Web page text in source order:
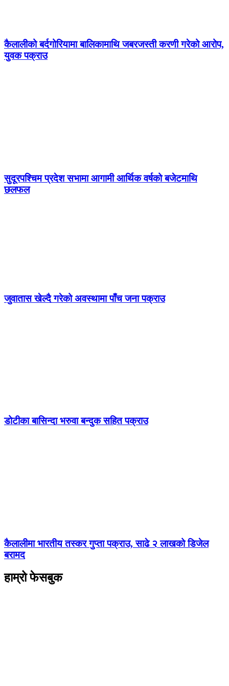
कैलालीको बर्दगोरियामा बालिकामाथि जबरजस्ती करणी गरेको आरोप,
युवक पक्राउ
सुदूरपश्चिम प्रदेश सभामा आगामी आर्थिक वर्षको बजेटमाथि
छलफल
जुवातास खेल्दै गरेको अवस्थामा पाँच जना पक्राउ
डोटीका बासिन्दा भरुवा बन्दुक सहित पक्राउ
कैलालीमा भारतीय तस्कर गुप्ता पक्राउ, साढे २ लाखको डिजेल
बरामद
हाम्रो फेसबुक